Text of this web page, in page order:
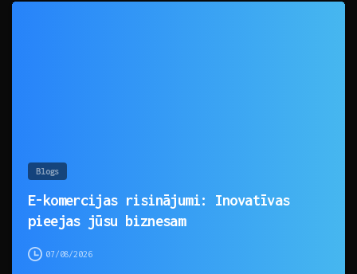
Blogs
E-komercijas risinājumi: Inovatīvas
pieejas jūsu biznesam
07/08/2026